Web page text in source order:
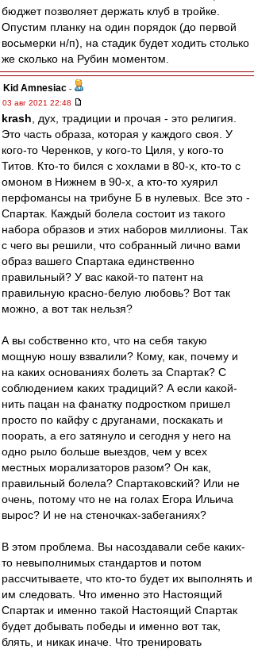
бюджет позволяет держать клуб в тройке.
Опустим планку на один порядок (до первой
восьмерки н/п), на стадик будет ходить столько
же сколько на Рубин моментом.
Kid Amnesiac -
03 авг 2021 22:48
krash , дух, традиции и прочая - это религия.
Это часть образа, которая у каждого своя. У
кого-то Черенков, у кого-то Циля, у кого-то
Титов. Кто-то бился с хохлами в 80-х, кто-то с
омоном в Нижнем в 90-х, а кто-то хуярил
перфомансы на трибуне Б в нулевых. Все это -
Спартак. Каждый болела состоит из такого
набора образов и этих наборов миллионы. Так
с чего вы решили, что собранный лично вами
образ вашего Спартака единственно
правильный? У вас какой-то патент на
правильную красно-белую любовь? Вот так
можно, а вот так нельзя?
А вы собственно кто, что на себя такую
мощную ношу взвалили? Кому, как, почему и
на каких основаниях болеть за Спартак? С
соблюдением каких традиций? А если какой-
нить пацан на фанатку подростком пришел
просто по кайфу с друганами, поскакать и
поорать, а его затянуло и сегодня у него на
одно рыло больше выездов, чем у всех
местных морализаторов разом? Он как,
правильный болела? Спартаковский? Или не
очень, потому что не на голах Егора Ильича
вырос? И не на стеночках-забеганиях?
В этом проблема. Вы насоздавали себе каких-
то невыполнимых стандартов и потом
рассчитываете, что кто-то будет их выполнять и
им следовать. Что именно это Настоящий
Спартак и именно такой Настоящий Спартак
будет добывать победы и именно вот так,
блять, и никак иначе. Что тренировать